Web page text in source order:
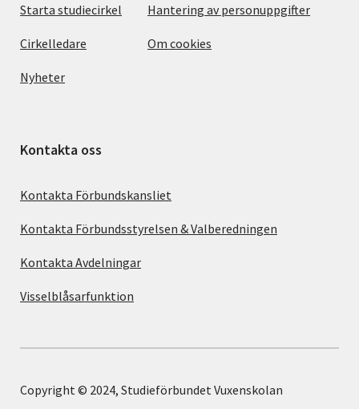
Starta studiecirkel
Cirkelledare
Nyheter
Hantering av personuppgifter
Om cookies
Kontakta oss
Kontakta Förbundskansliet
Kontakta Förbundsstyrelsen & Valberedningen
Kontakta Avdelningar
Visselblåsarfunktion
Copyright © 2024, Studieförbundet Vuxenskolan